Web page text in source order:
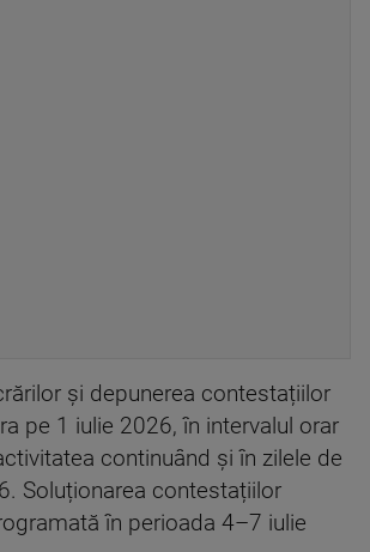
și depunerea contestațiilor
pe 1 iulie 2026, în intervalul orar
continuând și în zilele de
Soluționarea contestațiilor
în perioada 4–7 iulie